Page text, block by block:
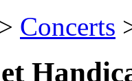
> Concerts